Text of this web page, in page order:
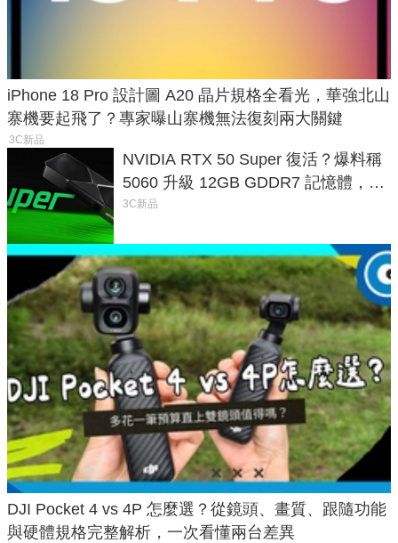
iPhone 18 Pro 設計圖 A20 晶片規格全看光，華強北山
寨機要起飛了？專家曝山寨機無法復刻兩大關鍵
3C新品
NVIDIA RTX 50 Super 復活？爆料稱
5060 升級 12GB GDDR7 記憶體，這
次規格終於不擠牙膏
3C新品
DJI Pocket 4 vs 4P 怎麼選？從鏡頭、畫質、跟隨功能
與硬體規格完整解析，一次看懂兩台差異